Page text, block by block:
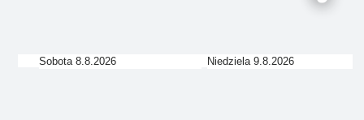
Sobota 8.8.2026 Niedziela 9.8.2026